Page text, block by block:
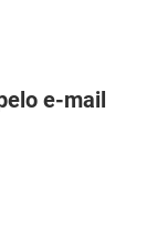
e-mail